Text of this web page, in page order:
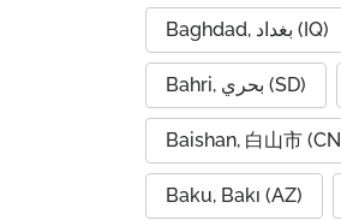
Baghdad, بغداد (IQ)
Bahri, بحري (SD)
Baishan, 白山市
Baku, Bakı (AZ)